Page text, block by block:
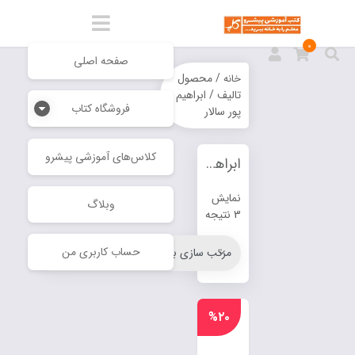
صفحه اصلی
فروشگاه کتاب
كلاس‌هاي آموزشي پيشرو
وبلاگ
حساب کاربری من
0
خانه/ محصول
تالیف / ابراهیم
پور سالار
ابراهیم پور سالار
نمایش
3 نتیجه
%۲۰